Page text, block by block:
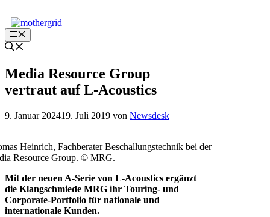
Inhalt
springenMenü
Media Resource Group
vertraut auf L-Acoustics
9. Januar 202419. Juli 2019 von Newsdesk
Heinrich, Fachberater Beschallungstechnik bei der
Resource Group. © MRG.
Mit der neuen A-Serie von L-Acoustics ergänzt
die Klangschmiede MRG ihr Touring- und
Corporate-Portfolio für nationale und
internationale Kunden.